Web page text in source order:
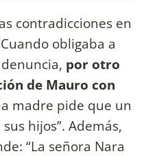
contradicciones en
obligaba a
por otro
de Mauro con
madre pide que un
hijos”. Además,
“La señora Nara